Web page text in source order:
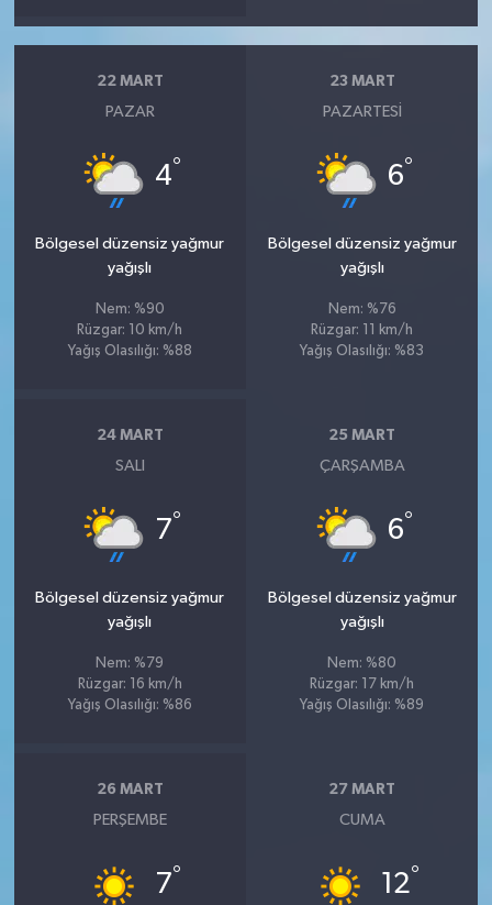
22 MART
PAZAR
4°
Bölgesel düzensiz yağmur
yağışlı
Nem: %90
Rüzgar: 10 km/h
Yağış Olasılığı: %88
23 MART
PAZARTESI
6°
Bölgesel düzensiz yağmur
yağışlı
Nem: %76
Rüzgar: 11 km/h
Yağış Olasılığı: %83
24 MART
SALI
7°
Bölgesel düzensiz yağmur
yağışlı
Nem: %79
Rüzgar: 16 km/h
Yağış Olasılığı: %86
25 MART
ÇARŞAMBA
6°
Bölgesel düzensiz yağmur
yağışlı
Nem: %80
Rüzgar: 17 km/h
Yağış Olasılığı: %89
26 MART
PERŞEMBE
7°
27 MART
CUMA
12°